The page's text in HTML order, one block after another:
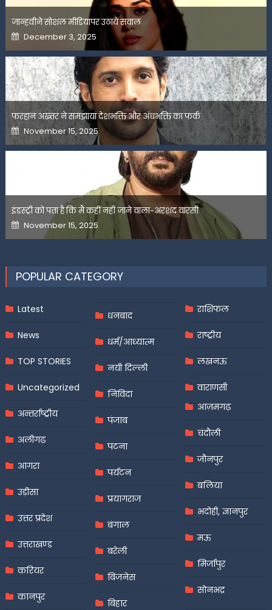
जान्हवीने सोशल मीडियापर उठाये सवाल
Posted
on
December 3, 2025
फरहान अख्तर ने समझाया देशभक्ति और अंधभक्ति का फर्क
Posted
on
November 15, 2025
इंडस्ट्री को पता है कि मैं कहीं नहीं जाने वाला-अरशद वारसी
Posted
on
November 15, 2025
POPULAR CATEGORY
Latest
News
TOP STORIES
Uncategorized
अन्तर्राष्ट्रीय
अलीगढ़
आगरा
उड़ीसा
उत्तर प्रदेश
उत्तराखण्ड
करियर
कानपुर
धनबाद
धर्म/आध्यात्म
नयी दिल्ली
निविदा
पंजाब
पटना
पर्यटन
प्रयागराज
बंगाल
बरेली
बिजनेस
बिहार
राशिफल
राष्ट्रीय
लखनऊ
वाराणसी
आज़मगढ़
चंदौली
जौनपुर
बलिया
भदोही, ज्ञानपुर
मऊ
मिर्जापुर
सोनभद्र